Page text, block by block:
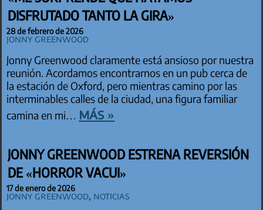
DISFRUTADO TANTO LA GIRA»
28 de febrero de 2026
Jonny Greenwood
Jonny Greenwood claramente está ansioso por nuestra
reunión. Acordamos encontrarnos en un pub cerca de
la estación de Oxford, pero mientras camino por las
interminables calles de la ciudad, una figura familiar
camina en mi… más »
JONNY GREENWOOD ESTRENA REVERSIÓN
DE «HORROR VACUI»
17 de enero de 2026
Jonny Greenwood, Noticias